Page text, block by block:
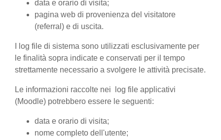
data e orario di visita;
pagina web di provenienza del visitatore
(referral) e di uscita.
I log file di sistema sono utilizzati esclusivamente per
le finalità sopra indicate e conservati per il tempo
strettamente necessario a svolgere le attività precisate.
Le informazioni raccolte nei log file applicativi
(Moodle) potrebbero essere le seguenti:
data e orario di visita;
nome completo dell'utente;